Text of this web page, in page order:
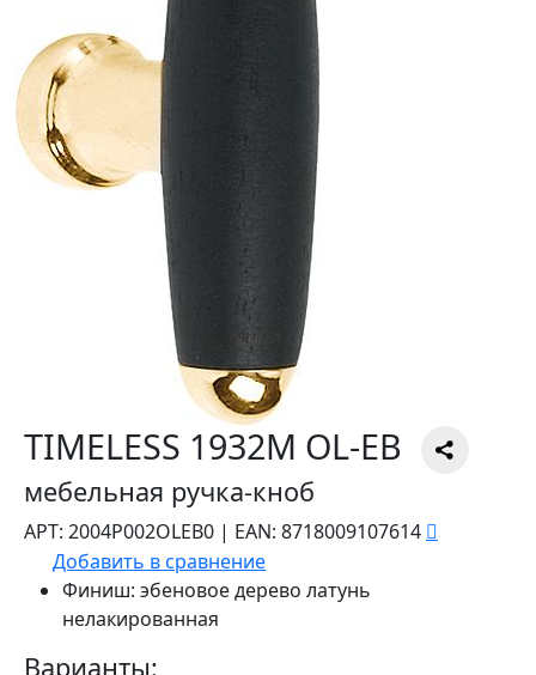
TIMELESS 1932M OL-EB
мебельная ручка-кноб
АРТ: 2004P002OLEB0 | EAN: 8718009107614
Добавить в сравнение
Финиш: эбеновое дерево латунь
нелакированная
Варианты: